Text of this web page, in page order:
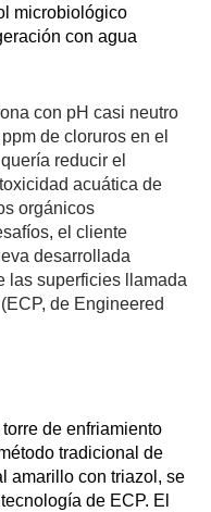
microbiológico
con agua
con pH casi neutro
de cloruros en el
reducir el
acuática de
orgánicos
el cliente
desarrollada
las superficies llamada
de Engineered
de enfriamiento
tradicional de
amarillo con triazol, se
de ECP. El